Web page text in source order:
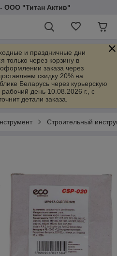
ООО "Титан Актив"
и праздничные дни
только через корзину в
заказа через
скидку 20% на
Беларусь через курьерскую
день 10.08.2026 г., с
детали заказа.
Строительный